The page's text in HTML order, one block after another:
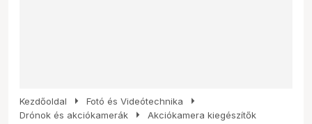
Kezdőoldal arrow_right Fotó és Videótechnika arrow_right
Drónok és akciókamerák arrow_right Akciókamera kiegészítők